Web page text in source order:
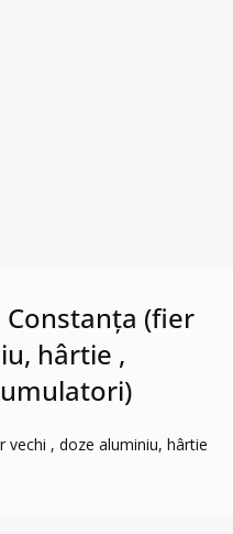
(fier
hârtie ,
vechi , doze aluminiu, hârtie